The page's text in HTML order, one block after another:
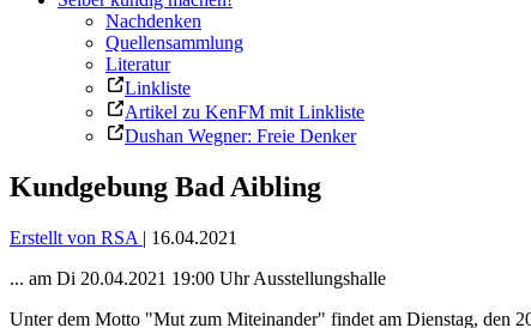
Nachdenken
Quellensammlung
Literatur
Linkliste
Artikel zu KenFM mit Linkliste
Dushan Wegner: Freie Denker
Kundgebung Bad Aibling
Erstellt von RSA | 16.04.2021
... am Di 20.04.2021 19:00 Uhr Ausstellungshalle
Unter dem Motto "Mut zum Miteinander" findet am Dienstag, den